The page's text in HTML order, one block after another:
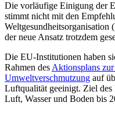
Die vorläufige Einigung der
stimmt nicht mit den
der neue Ansatz trotzdem
Die EU-Institutionen haben
Rahmen des Aktionsplans
Umweltverschmutzung auf
Luftqualität geeinigt. Ziel des
Luft, Wasser und Boden bis